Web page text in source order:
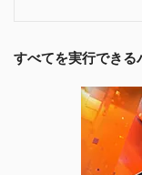
すべてを実行でき